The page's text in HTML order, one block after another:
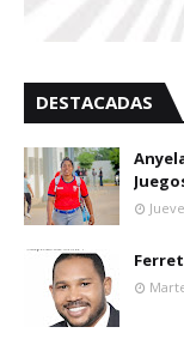
DESTACADAS